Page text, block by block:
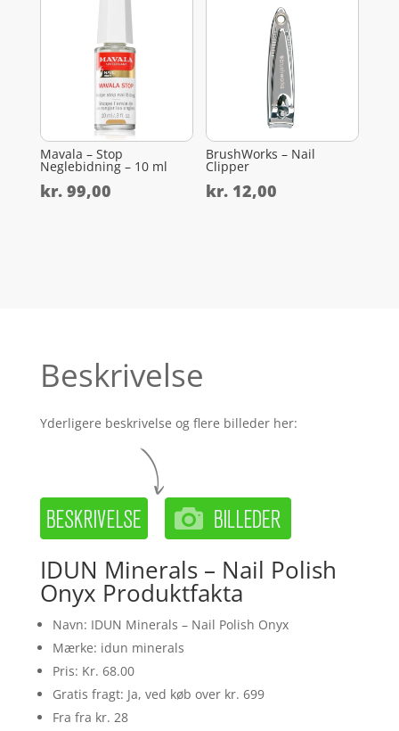
Mavala – Stop
Neglebidning – 10 ml
kr.99,00
BrushWorks – Nail
Clipper
kr. 12,00
Beskrivelse
Yderligere beskrivelse og flere billeder her:
IDUN Minerals – Nail Polish
Onyx Produktfakta
Navn: IDUN Minerals – Nail Polish Onyx
Mærke: idun minerals
Pris: Kr. 68.00
Gratis fragt: Ja, ved køb over kr. 699
Fra fra kr. 28